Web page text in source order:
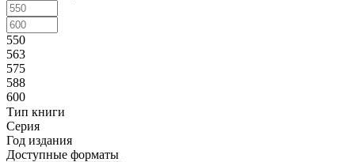
550
563
575
588
600
Тип книги
Серия
Год издания
Доступные форматы